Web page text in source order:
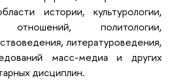
истории, культурологии,
отношений, политологии,
литературоведения,
масс-медиа и других
дисциплин.